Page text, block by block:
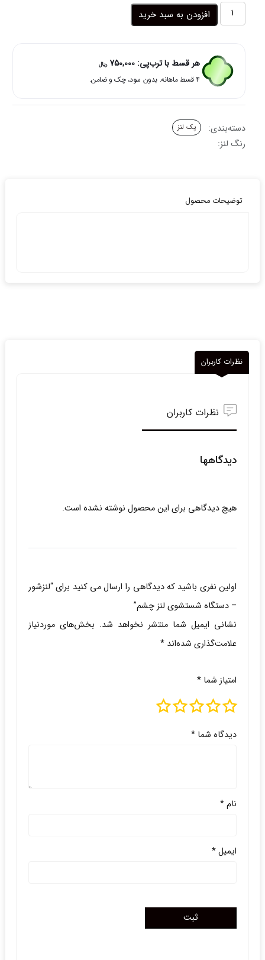
لنزشور
چشم
افزودن به سبد خرید
هر قسط با ترب‌پی: 750,000 ریال
۴ قسط ماهانه. بدون سود، چک و ضامن.
دسته‌بندی: پک لنز
رنگ لنز:
توضیحات محصول
نظرات کاربران
نظرات کاربران
دیدگاهها
هیچ دیدگاهی برای این محصول نوشته نشده است.
اولین نفری باشید که دیدگاهی را ارسال می کنید برای “لنزشور
– دستگاه شستشوی لنز چشم”
نشانی ایمیل شما منتشر نخواهد شد. بخش‌های موردنیاز
علامت‌گذاری شده‌اند *
امتیاز شما *
دیدگاه شما *
نام*
ایمیل*